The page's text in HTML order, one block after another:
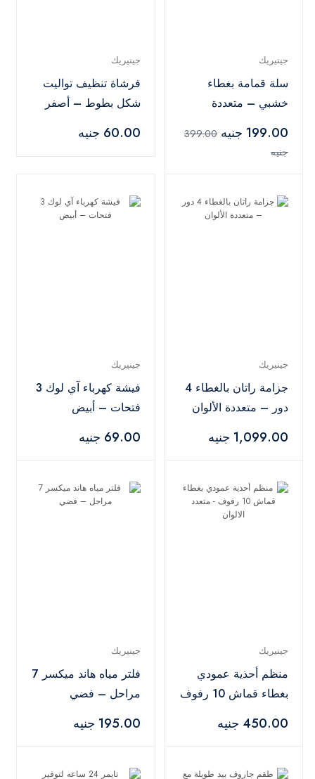
جينيريك
سلة قمامة بغطاء
خشبي – متعددة
199.00 جنيه
399.00
جنيه
جينيريك
فرشاة تنظيف تواليت
شكل بطوط – أصفر
60.00 جنيه
جينيريك
جزامة راتان بالغطاء 4
دور – متعددة الألوان
1,099.00 جنيه
جينيريك
فيشة كهرباء آي لوك 3
فتحات – أبيض
69.00 جنيه
جينيريك
منظم أحذية عمودي
بغطاء قماش 10 رفوف
450.00 جنيه
جينيريك
فلتر مياه هاند ميكسر 7
مراحل – فضي
195.00 جنيه